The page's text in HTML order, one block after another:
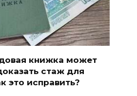
книжка может
стаж для
это исправить?